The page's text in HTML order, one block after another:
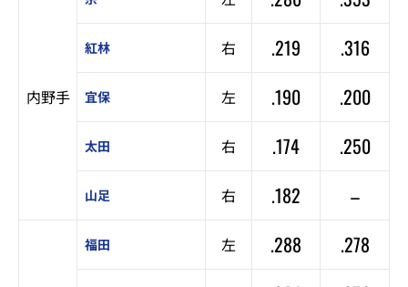
内野手
紅林 右 .219 .316
宜保 左 .190 .200
太田 右 .174 .250
山足 右 .182 –
福田 左 .288 .278